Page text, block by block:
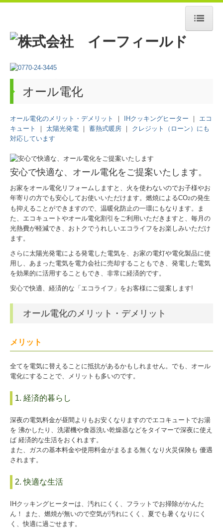
オール電化
電気設備工事
施工の流れ
Q&A
プライバシーポリシー
オール電化
オール電化のメリット・デメリット ｜ IHクッキングヒーター ｜ エコ
キュート
｜ 太陽光発電 ｜ 蓄熱式暖房 ｜ クレジット（ローン）にも
対応しています
安心で快適な、オール電化をご提案いたします。
お家をオール電化リフォームしますと、火を使わないのでお子様やお
年寄りの方でも安心してお使いいただけます。燃焼によるCO2の発生
も抑えることができますので、温暖化防止の一環にもなります。ま
た、エコキュートやオール電化割引をご利用いただきますと、毎月の
光熱費が軽減でき、おトクでうれしいエコライフをお楽しみいただけ
ます。
さらに太陽光発電による発電した電気を、お家の電灯や電化製品に使
用し、あまった電気を電力会社に売却することもでき、発電した電気
を効果的に活用することもでき、非常に経済的です。
安心で快適、経済的な「エコライフ」をお客様にご提案します!
オール電化のメリット・デメリット
メリット
全てを電気に替えることに抵抗があるかもしれません。でも、オール
電化にすることで、メリットも多いのです。
1. 経済的暮らし
深夜の電気料金が昼間よりもお安くなりますのでエコキュートでお湯
を 沸かしたり、洗濯機や食器洗い乾燥器などをタイマーで深夜に使え
ば 経済的な生活をおくれます。
また、ガスの基本料金や使用料金がまるまる無くなり火災保険も 優遇
されます。
2. 快適な生活
IHクッキングヒーターは、汚れにくく、フラットでお掃除がかんた
ん！ また、燃焼が無いので空気が汚れにくく、夏でも暑くなりにく
く、快適に過ごせます。